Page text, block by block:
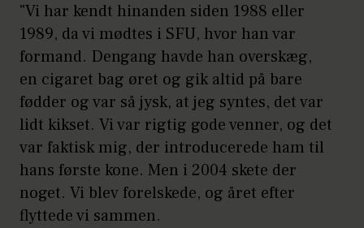
"Vi har kendt hinanden siden 1988 eller
1989, da vi mødtes i SFU, hvor han var
formand. Dengang havde han overskæg,
en cigaret bag øret og gik altid på bare
fødder og var så jysk, at jeg syntes, det var
lidt kikset. Vi var rigtig gode venner, og det
var faktisk mig, der introducerede ham til
hans første kone. Men i 2004 skete der
noget. Vi blev forelskede, og året efter
flyttede vi sammen.